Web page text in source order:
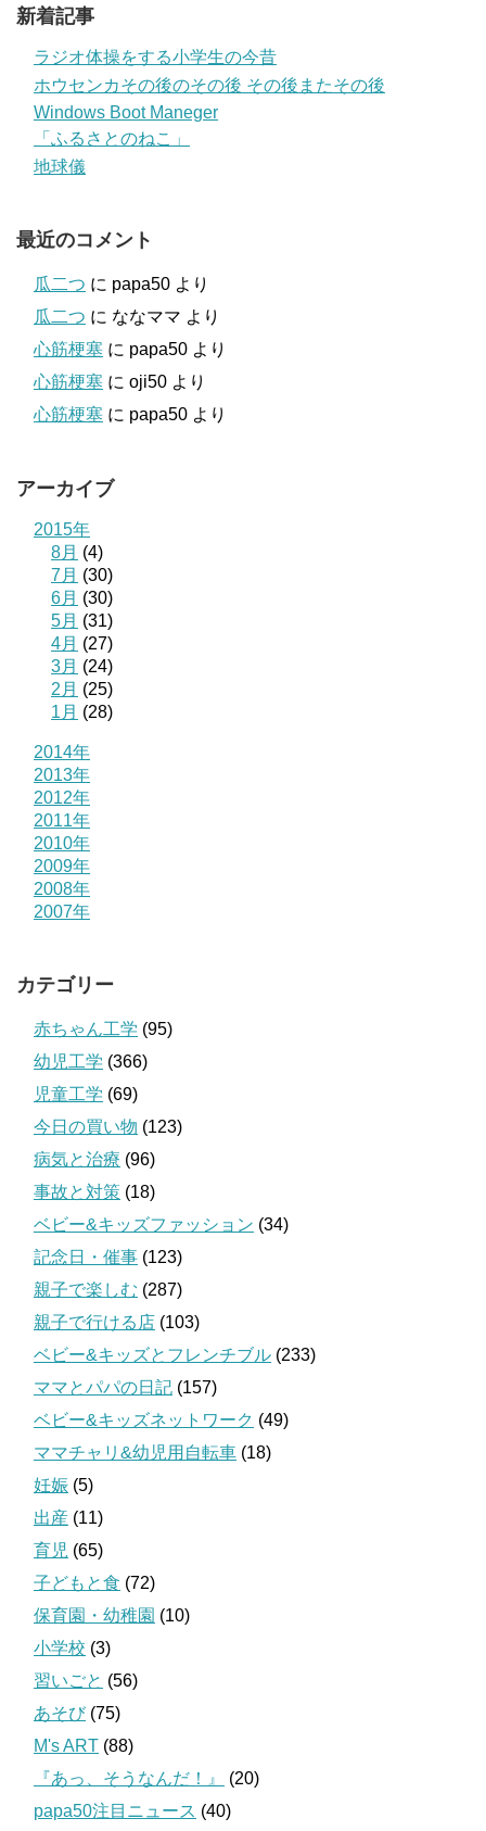
新着記事
ラジオ体操をする小学生の今昔
ホウセンカその後のその後 その後またその後
Windows Boot Maneger
「ふるさとのねこ」
地球儀
最近のコメント
瓜二つ に papa50 より
瓜二つ に ななママ より
心筋梗塞 に papa50 より
心筋梗塞 に oji50 より
心筋梗塞 に papa50 より
アーカイブ
2015年
8月 (4)
7月 (30)
6月 (30)
5月 (31)
4月 (27)
3月 (24)
2月 (25)
1月 (28)
2014年
2013年
2012年
2011年
2010年
2009年
2008年
2007年
カテゴリー
赤ちゃん工学 (95)
幼児工学 (366)
児童工学 (69)
今日の買い物 (123)
病気と治療 (96)
事故と対策 (18)
ベビー&キッズファッション (34)
記念日・催事 (123)
親子で楽しむ (287)
親子で行ける店 (103)
ベビー&キッズとフレンチブル (233)
ママとパパの日記 (157)
ベビー&キッズネットワーク (49)
ママチャリ&幼児用自転車 (18)
妊娠 (5)
出産 (11)
育児 (65)
子どもと食 (72)
保育園・幼稚園 (10)
小学校 (3)
習いごと (56)
あそび(75)
M's ART (88)
『あっ、そうなんだ！』
(20)
papa50注目ニュース (40)